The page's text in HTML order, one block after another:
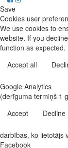
Save
Cookies user
We use cookies to
website. If you
function as expected.
Accept all
Google Analytics
(derīguma termiņš 1
Accept
Decline
darbības, ko lietotājs
Facebook